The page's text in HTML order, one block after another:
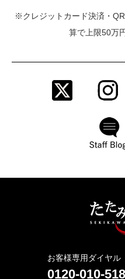
※クレジットカード決済・
算で上限50万
お客様専用ダイヤル
0120-010-518